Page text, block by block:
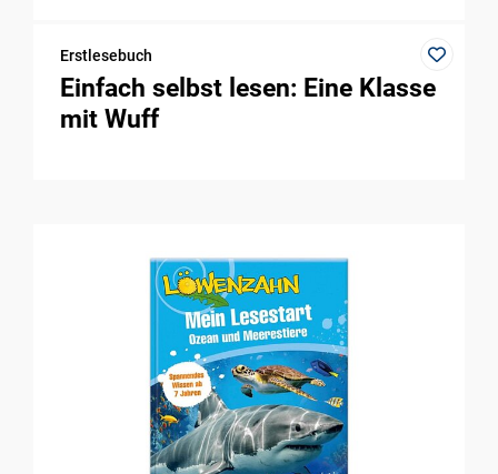
Erstlesebuch
Einfach selbst lesen: Eine Klasse
mit Wuff